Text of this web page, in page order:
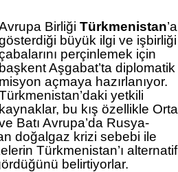
Birliği Türkmenistan’a
büyük ilgi ve işbirliği
perçinlemek için
başkent Aşgabat’ta diplomatik
misyon açmaya hazırlanıyor.
yetkili
kaynaklar, bu kış özellikle Orta
Batı Avrupa’da Rusya-
doğalgaz krizi sebebi ile
Türkmenistan’ı alternatif
belirtiyorlar.